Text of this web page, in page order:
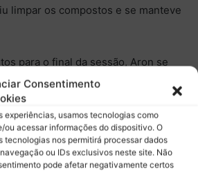
Consentimento
experiências, usamos tecnologias como
ou acessar informações do dispositivo. O
tecnologias nos permitirá processar dados
ou IDs exclusivos neste site. Não
pode afetar negativamente certos
limpar os compostos e se manteve
para o final da sessão, Aron se
com o tempo de 1m30s028,
Enzo Fittipaldi. Bortoleto também foi
obteve o seu melhor tempo com
dos tempos, neste restante